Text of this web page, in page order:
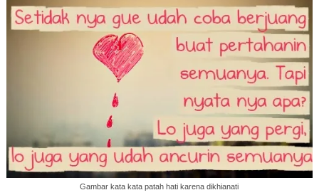
Gambar kata kata patah hati karena dikhianati